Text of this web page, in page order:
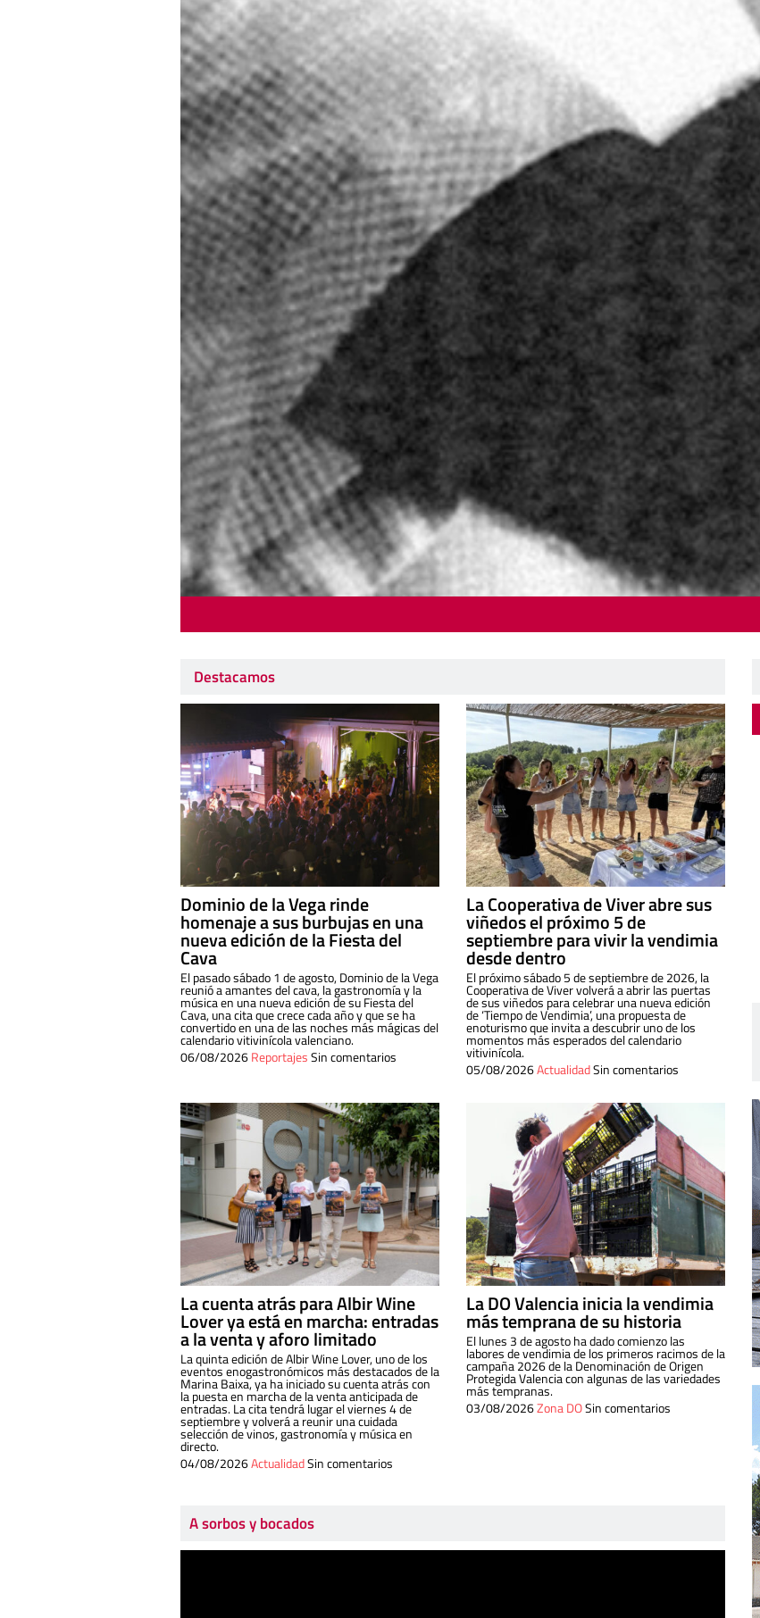
Destacamos
Dominio de la Vega rinde
homenaje a sus burbujas en una
nueva edición de la Fiesta del
Cava
El pasado sábado 1 de agosto, Dominio de la Vega
reunió a amantes del cava, la gastronomía y la
música en una nueva edición de su Fiesta del
Cava, una cita que crece cada año y que se ha
convertido en una de las noches más mágicas del
calendario vitivinícola valenciano.
06/08/2026ReportajesSin comentarios
La Cooperativa de Viver abre sus
viñedos el próximo 5 de
septiembre para vivir la vendimia
desde dentro
El próximo sábado 5 de septiembre de 2026, la
Cooperativa de Viver volverá a abrir las puertas
de sus viñedos para celebrar una nueva edición
de ‘Tiempo de Vendimia’, una propuesta de
enoturismo que invita a descubrir uno de los
momentos más esperados del calendario
vitivinícola.
05/08/2026ActualidadSin comentarios
La cuenta atrás para Albir Wine
Lover ya está en marcha: entradas
a la venta y aforo limitado
La quinta edición de Albir Wine Lover, uno de los
eventos enogastronómicos más destacados de la
Marina Baixa, ya ha iniciado su cuenta atrás con
la puesta en marcha de la venta anticipada de
entradas. La cita tendrá lugar el viernes 4 de
septiembre y volverá a reunir una cuidada
selección de vinos, gastronomía y música en
directo.
04/08/2026ActualidadSin comentarios
La DO Valencia inicia la vendimia
más temprana de su historia
El lunes 3 de agosto ha dado comienzo las
labores de vendimia de los primeros racimos de la
campaña 2026 de la Denominación de Origen
Protegida Valencia con algunas de las variedades
más tempranas.
03/08/2026Zona DOSin comentarios
A sorbos y bocados